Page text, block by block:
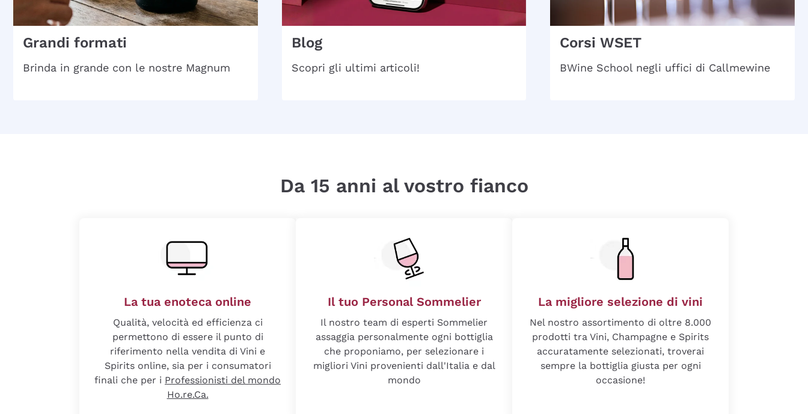
Grandi formati
Brinda in grande con le nostre Magnum
Blog
Scopri gli ultimi articoli!
Corsi WSET
BWine School negli uffici di Callmewine
Da 15 anni al vostro fianco
La tua enoteca online
Qualità, velocità ed efficienza ci
permettono di essere il punto di
riferimento nella vendita di Vini e
Spirits online, sia per i consumatori
finali che per i Professionisti del mondo
Ho.re.Ca.
Il tuo Personal Sommelier
Il nostro team di esperti Sommelier
assaggia personalmente ogni bottiglia
che proponiamo, per selezionare i
migliori Vini provenienti dall'Italia e dal
mondo
La migliore selezione di vini
Nel nostro assortimento di oltre 8.000
prodotti tra Vini, Champagne e Spirits
accuratamente selezionati, troverai
sempre la bottiglia giusta per ogni
occasione!